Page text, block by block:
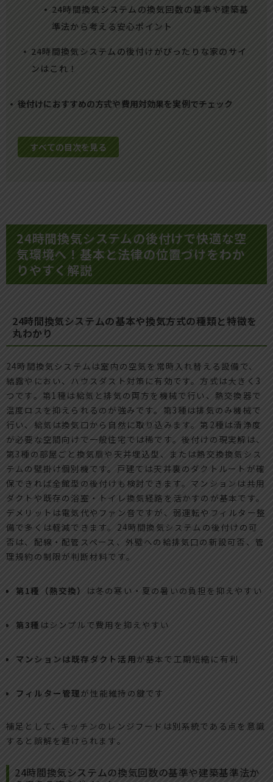
24時間換気システムの換気回数の基準や建築基
準法から考える安心ポイント
24時間換気システムの後付けがぴったりな家のサイ
ンはこれ！
後付けにおすすめの方式や費用対効果を実例でチェック
すべての目次を見る
24時間換気システムの後付けで快適な空
気環境へ！基本と法律の位置づけをわか
りやすく解説
24時間換気システムの基本や換気方式の種類と特徴を
丸わかり
24時間換気システムは室内の空気を常時入れ替える設備で、
結露やにおい、ハウスダスト対策に有効です。方式は大きく3
つです。第1種は給気と排気の両方を機械で行い、熱交換器で
温度ロスを抑えられるのが強みです。第3種は排気のみ機械で
行い、給気は換気口から自然に取り込みます。第2種は清浄度
が必要な空間向けで一般住宅では稀です。後付けの現実解は、
第3種の部屋ごと換気扇や天井埋込型、または熱交換換気シス
テムの壁掛け個別機です。戸建ては天井裏のダクトルートが確
保できれば全館型の後付けも検討できます。マンションは共用
ダクトや既存の浴室・トイレ換気経路を活かすのが基本です。
デメリットは電気代やファン音ですが、弱運転やフィルター整
備で多くは軽減できます。24時間換気システムの後付けの可
否は、配線・配管スペース、外壁への給排気口の新設可否、管
理規約の制限が判断材料です。
第1種（熱交換） は冬の寒い・夏の暑いの負担を抑えやすい
第3種 はシンプルで費用を抑えやすい
マンションは既存ダクト活用が基本で工期短縮に有利
フィルター管理が性能維持の鍵です
補足として、キッチンのレンジフードは別系統である点を意識
すると誤解を避けられます。
24時間換気システムの換気回数の基準や建築基準法か